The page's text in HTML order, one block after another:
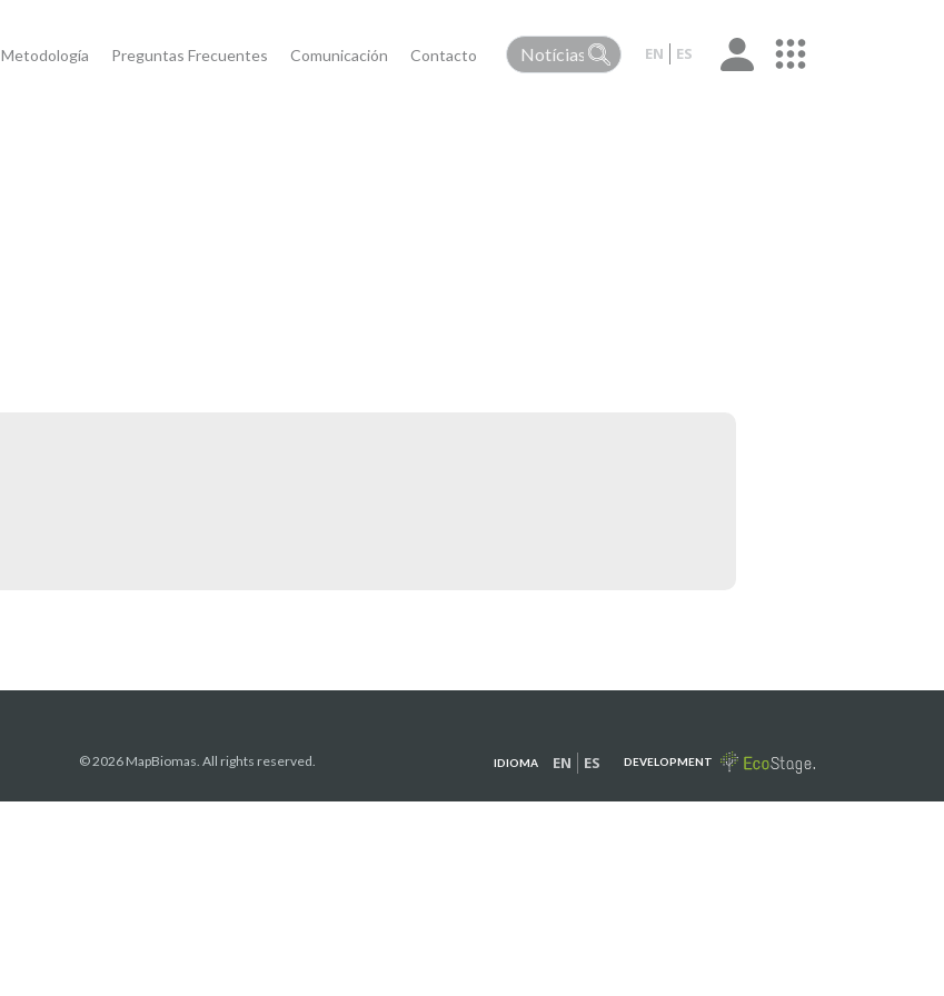
Metodología Preguntas Frecuentes Comunicación Contacto EN ES
© 2026 MapBiomas. All rights reserved. IDIOMA EN ES DEVELOPMENT